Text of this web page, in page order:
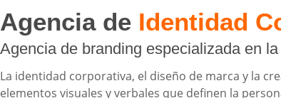
Agencia de Identidad
Agencia de branding especializada en
La identidad corporativa, el diseño de marca y la
elementos visuales y verbales que definen la